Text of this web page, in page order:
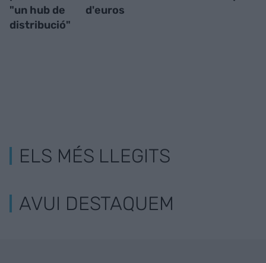
"un hub de
distribució"
d'euros
ELS MÉS LLEGITS
AVUI DESTAQUEM